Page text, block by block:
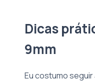
Dicas
9mm
Eu costumo